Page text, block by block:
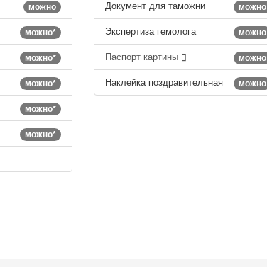
можно
можно*
можно*
можно*
можно*
можно*
можно
Документ для таможни
можно
Экспертиза гемолога
можно
Паспорт картины
можно
Наклейка поздравительная